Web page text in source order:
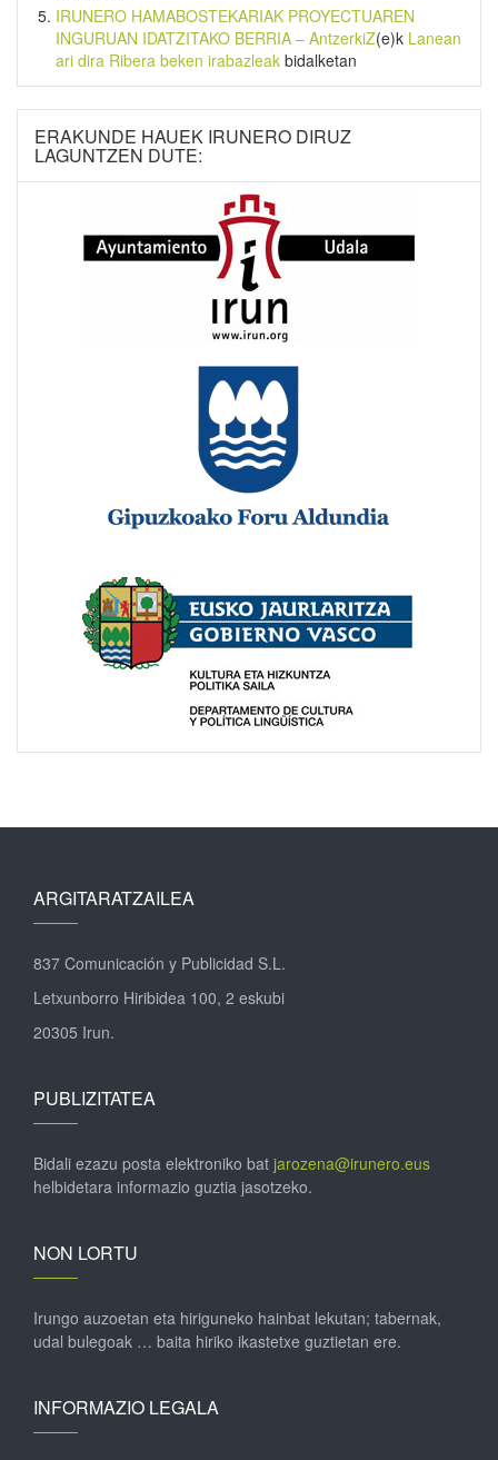
IRUNERO HAMABOSTEKARIAK PROYECTUAREN
INGURUAN IDATZITAKO BERRIA – AntzerkiZ(e)k Lanean
ari dira Ribera beken irabazleak bidalketan
ERAKUNDE HAUEK IRUNERO DIRUZ
LAGUNTZEN DUTE:
ARGITARATZAILEA
837 Comunicación y Publicidad S.L.
Letxunborro Hiribidea 100, 2 eskubi
20305 Irun.
PUBLIZITATEA
Bidali ezazu posta elektroniko bat jarozena@irunero.eus
helbidetara informazio guztia jasotzeko.
NON LORTU
Irungo auzoetan eta hiriguneko hainbat lekutan; tabernak,
udal bulegoak … baita hiriko ikastetxe guztietan ere.
INFORMAZIO LEGALA